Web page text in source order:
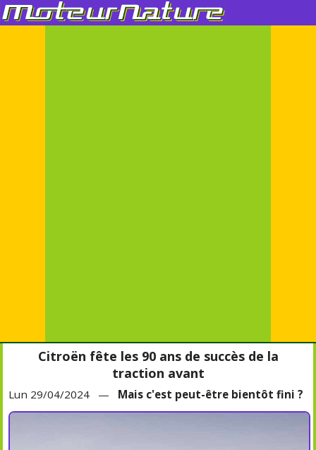
Citroën fête les 90 ans de succès de la
traction avant
Lun 29/04/2024 — Mais c'est peut-être bientôt fini ?